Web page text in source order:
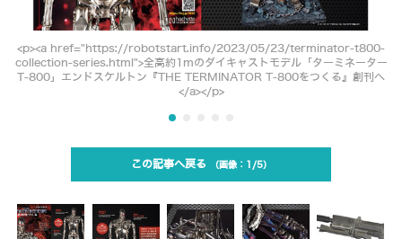
<p><a href="https://robotstart.info/2023/05/23/terminator-t800-
collection-series.html">全高約1mのダイキャストモデル「ターミネーター
T-800」エンドスケルトン『THE TERMINATOR T-800をつくる』創刊へ
</a></p>
この記事へ戻る 1/5